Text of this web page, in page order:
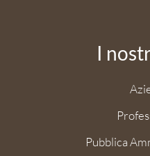
I
Pubblica